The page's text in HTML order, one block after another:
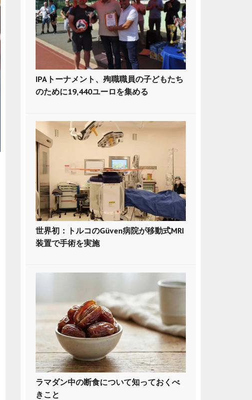
IPAトーナメント、殉職職員の子どもたち
のために19,440ユーロを集める
世界初：トルコのGüven病院が移動式MRI
装置で手術を実施
ラマダン中の断食について知っておくべ
きこと